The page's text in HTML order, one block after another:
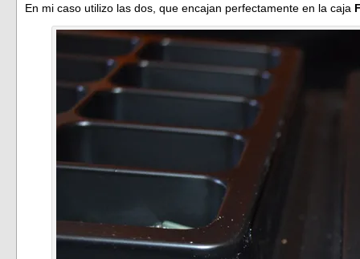
En mi caso utilizo las dos, que encajan perfectamente en la caja